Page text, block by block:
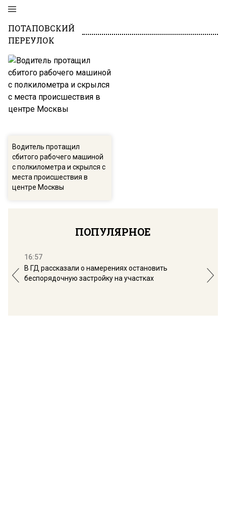
ПОТАПОВСКИЙ
ПЕРЕУЛОК
Водитель протащил
сбитого рабочего машиной
с полкилометра и скрылся с
места происшествия в
центре Москвы
ПОПУЛЯРНОЕ
16:57
В ГД рассказали о намерениях остановить
беспорядочную застройку на участках